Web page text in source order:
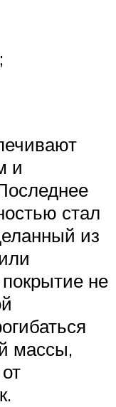
и
стал
из
покрытие не
массы,